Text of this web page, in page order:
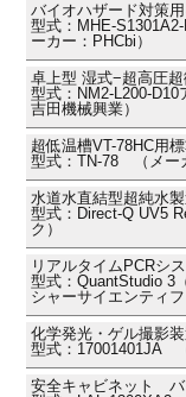
バイオハザード対策
型式：MHE-
ーカー：PHCbi）
卓上型 湿式−超高圧
型式：NM2-L200-
吉田機械興業）
超低温槽VT-78HC用
型式：TN-78 （メー
水道水直結型超純水
型式：Direct-Q UV5
ク）
リアルタイムPCRシ
型式：QuantStudio 3
シャーサイエンティ
化学発光・ゲル撮影
型式：17001401JA
安全キャビネット バ